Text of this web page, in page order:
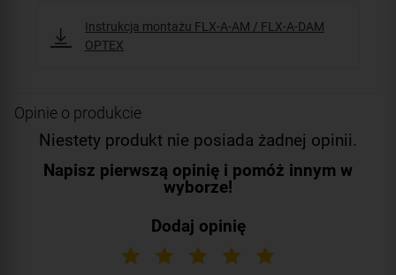
Instrukcja montażu FLX-A-AM / FLX-A-DAM
OPTEX
Opinie o produkcie
Niestety produkt nie posiada żadnej opinii.
Napisz pierwszą opinię i pomóż innym w
wyborze!
Dodaj opinię